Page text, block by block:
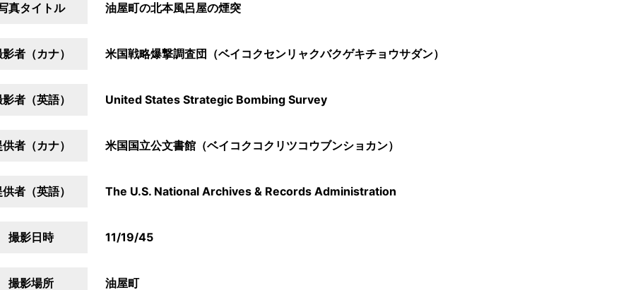
真タイトル 油屋町の北本風呂屋の煙突
者（カナ） 米国戦略爆撃調査団（ベイコクセンリャクバクゲキチョウサダン）
者（英語） United States Strategic Bombing Survey
者（カナ） 米国国立公文書館（ベイコクコクリツコウブンショカン）
者（英語） The U.S. National Archives & Records Administration
撮影日時 11/19/45
撮影場所 油屋町